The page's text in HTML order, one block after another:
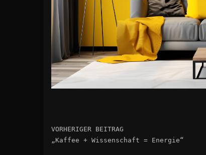
VORHERIGER BEITRAG
„Kaffee + Wissenschaft = Energie“